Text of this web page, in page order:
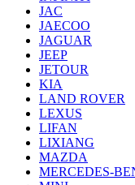
JAC
JAECOO
JAGUAR
JEEP
JETOUR
KIA
LAND ROVER
LEXUS
LIFAN
LIXIANG
MAZDA
MERCEDES-